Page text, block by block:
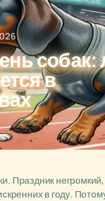
собак:
в
Праздник
в году.